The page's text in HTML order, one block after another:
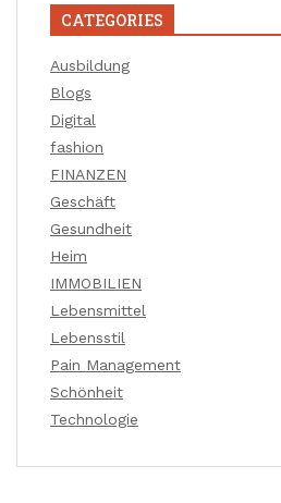
CATEGORIES
Ausbildung
Blogs
Digital
fashion
FINANZEN
Geschäft
Gesundheit
Heim
IMMOBILIEN
Lebensmittel
Lebensstil
Pain Management
Schönheit
Technologie